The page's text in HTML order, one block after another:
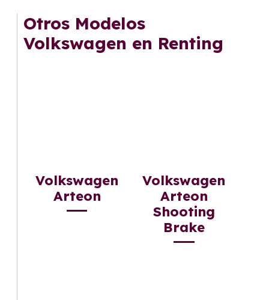
gusta cambiar de coche cada pocos años.
Otros Modelos
Volkswagen en Renting
Volkswagen
Arteon
Volkswagen
Arteon
Shooting
Brake